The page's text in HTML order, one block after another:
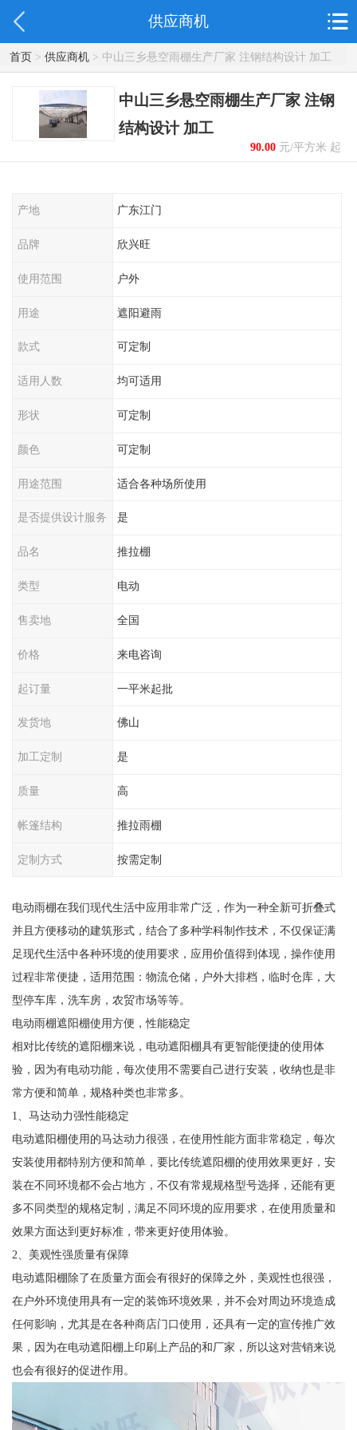
供应商机
首页> 供应商机> 中山三乡悬空雨棚生产厂家 注钢结构设计 加工
中山三乡悬空雨棚生产厂家 注钢
结构设计 加工
90.00元/平方米 起
产地 广东江门
品牌 欣兴旺
使用范围 户外
用途 遮阳避雨
款式 可定制
适用人数 均可适用
形状 可定制
颜色 可定制
用途范围 适合各种场所使用
是否提供设计服务 是
品名 推拉棚
类型 电动
售卖地 全国
价格 来电咨询
起订量 一平米起批
发货地 佛山
加工定制 是
质量 高
帐篷结构 推拉雨棚
定制方式 按需定制
电动雨棚在我们现代生活中应用非常广泛，作为一种全新可折叠式
并且方便移动的建筑形式，结合了多种学科制作技术，不仅保证满
足现代生活中各种环境的使用要求，应用价值得到体现，操作使用
过程非常便捷，适用范围：物流仓储，户外大排档，临时仓库，大
型停车库，洗车房，农贸市场等等。
电动雨棚遮阳棚使用方便，性能稳定
相对比传统的遮阳棚来说，电动遮阳棚具有更智能便捷的使用体
验，因为有电动功能，每次使用不需要自己进行安装，收纳也是非
常方便和简单，规格种类也非常多。
1、马达动力强性能稳定
电动遮阳棚使用的马达动力很强，在使用性能方面非常稳定，每次
安装使用都特别方便和简单，要比传统遮阳棚的使用效果更好，安
装在不同环境都不会占地方，不仅有常规规格型号选择，还能有更
多不同类型的规格定制，满足不同环境的应用要求，在使用质量和
效果方面达到更好标准，带来更好使用体验。
2、美观性强质量有保障
电动遮阳棚除了在质量方面会有很好的保障之外，美观性也很强，
在户外环境使用具有一定的装饰环境效果，并不会对周边环境造成
任何影响，尤其是在各种商店门口使用，还具有一定的宣传推广效
果，因为在电动遮阳棚上印刷上产品的和厂家，所以这对营销来说
也会有很好的促进作用。